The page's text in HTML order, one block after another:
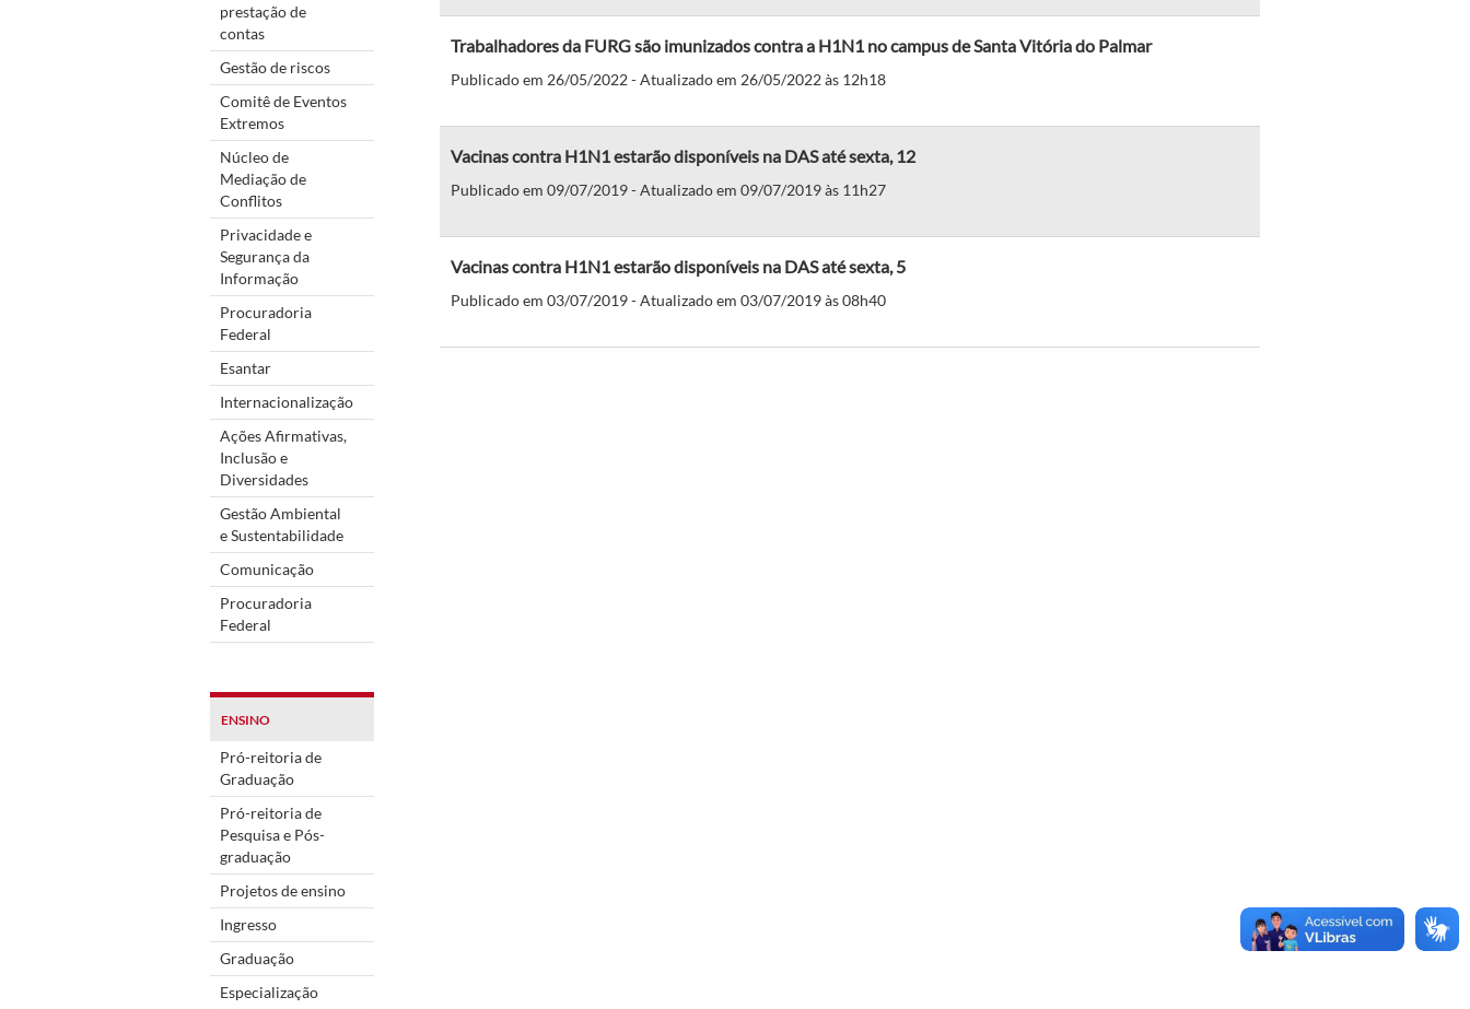
prestação de
contas
Gestão de riscos
Comitê de Eventos
Extremos
Núcleo de
Mediação de
Conflitos
Privacidade e
Segurança da
Informação
Procuradoria
Federal
Esantar
Internacionalização
Ações Afirmativas,
Inclusão e
Diversidades
Gestão Ambiental
e Sustentabilidade
Comunicação
Procuradoria
Federal
ENSINO
Pró-reitoria de
Graduação
Pró-reitoria de
Pesquisa e Pós-
graduação
Projetos de ensino
Ingresso
Graduação
Especialização
Trabalhadores da FURG são imunizados contra a H1N1 no campus de Santa Vitória do Palmar
Publicado em 26/05/2022 - Atualizado em 26/05/2022 às 12h18
Vacinas contra H1N1 estarão disponíveis na DAS até sexta, 12
Publicado em 09/07/2019 - Atualizado em 09/07/2019 às 11h27
Vacinas contra H1N1 estarão disponíveis na DAS até sexta, 5
Publicado em 03/07/2019 - Atualizado em 03/07/2019 às 08h40